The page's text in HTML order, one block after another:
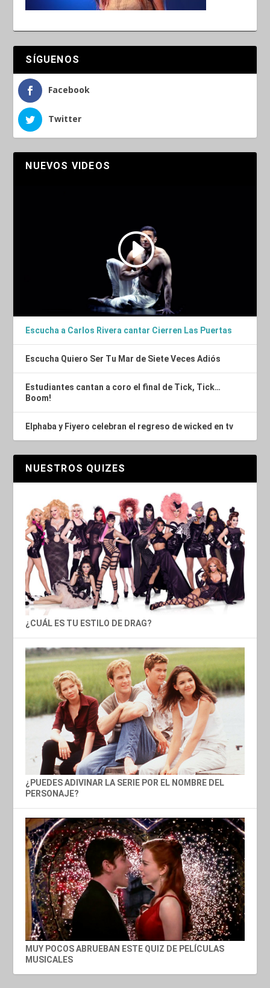
SÍGUENOS
Facebook
Twitter
NUEVOS VIDEOS
Escucha a Carlos Rivera cantar Cierren Las Puertas
Escucha Quiero Ser Tu Mar de Siete Veces Adiós
Estudiantes cantan a coro el final de Tick, Tick…
Boom!
Elphaba y Fiyero celebran el regreso de wicked en tv
NUESTROS QUIZES
¿CUÁL ES TU ESTILO DE DRAG?
¿PUEDES ADIVINAR LA SERIE POR EL NOMBRE DEL
PERSONAJE?
MUY POCOS ABRUEBAN ESTE QUIZ DE PELÍCULAS
MUSICALES